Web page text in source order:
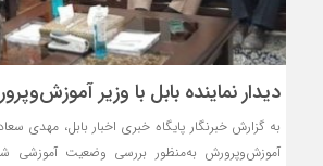
دیدار نماینده بابل با وزیر
به گزارش خبرنگار پایگاه خبری اخبار بابل، مهدی
آموزش‌وپرورش به‌منظور بررسی وضعیت آموزشی